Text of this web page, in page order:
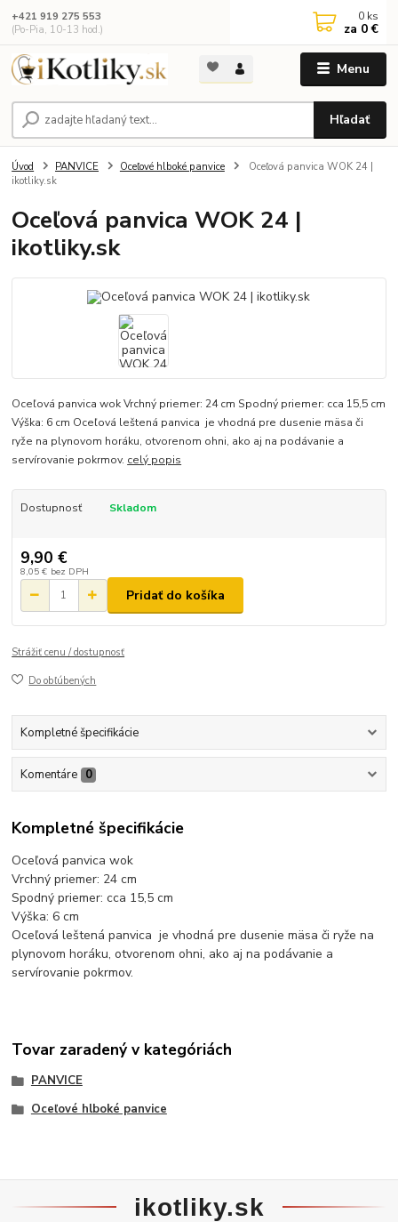
Menu
Hľadať
+421 919 275 553
(Po-Pia, 10-13 hod.)
0 ks
za 0 €
Úvod PANVICE Oceľové hlboké panvice
Oceľová panvica WOK 24 |
ikotliky.sk
Oceľová panvica WOK 24 |
ikotliky.sk
Oceľová panvica wok Vrchný priemer: 24 cm Spodný priemer: cca 15,5 cm
Výška: 6 cm Oceľová leštená panvica je vhodná pre dusenie mäsa či
ryže na plynovom horáku, otvorenom ohni, ako aj na podávanie a
servírovanie pokrmov. celý popis
Dostupnosť Skladom
9,90 €
8,05 € bez DPH
Pridať do košíka
Strážiť cenu / dostupnosť
Do obľúbených
Kompletné špecifikácie
Komentáre 0
Kompletné špecifikácie
Oceľová panvica wok
Vrchný priemer: 24 cm
Spodný priemer: cca 15,5 cm
Výška: 6 cm
Oceľová leštená panvica je vhodná pre dusenie mäsa či ryže na
plynovom horáku, otvorenom ohni, ako aj na podávanie a
servírovanie pokrmov.
Tovar zaradený v kategóriách
PANVICE
Oceľové hlboké panvice
ikotliky.sk